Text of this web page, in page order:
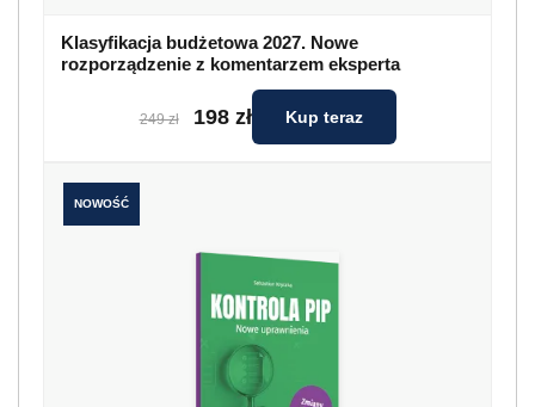
Klasyfikacja budżetowa 2027. Nowe
rozporządzenie z komentarzem eksperta
249 zł 198 zł Kup teraz
NOWOŚĆ